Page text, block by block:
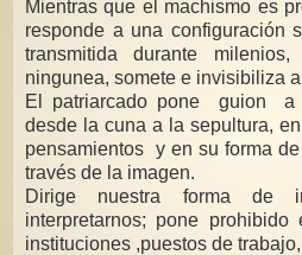
Mientras que el machismo es
responde a una configuración
transmitida durante
ningunea, somete e invisibiliza
El patriarcado pone guion a
desde la cuna a la sepultura,
pensamientos y en su forma
través de la imagen.
Dirige nuestra forma de
interpretarnos; pone
instituciones ,puestos de